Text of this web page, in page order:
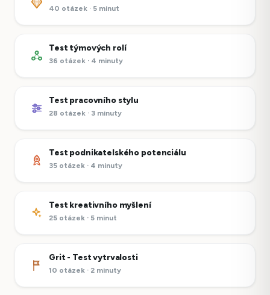
40 otázek · 5 minut
Test týmových rolí
36 otázek · 4 minuty
Test pracovního stylu
28 otázek · 3 minuty
Test podnikatelského potenciálu
35 otázek · 4 minuty
Test kreativního myšlení
25 otázek · 5 minut
Grit - Test vytrvalosti
10 otázek · 2 minuty